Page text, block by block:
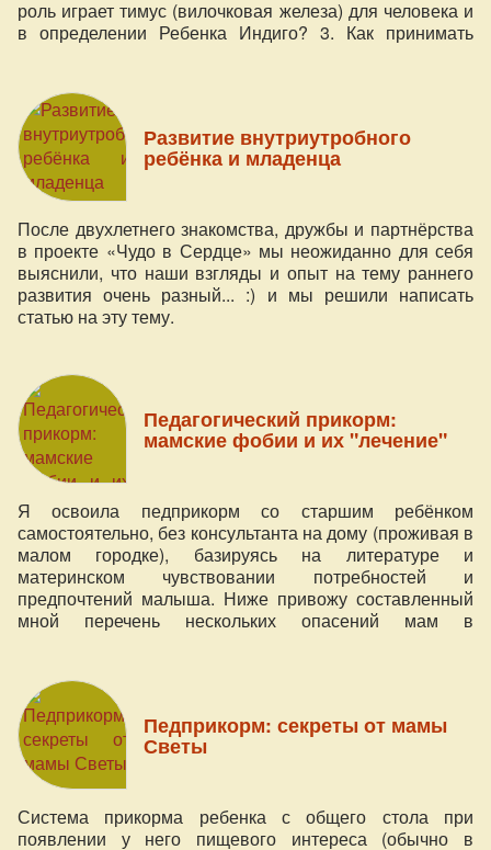
роль играет тимус (вилочковая железа) для человека и
в определении Ребенка Индиго? 3. Как принимать
6. Подборка книг о Детях Индиго.
Развитие внутриутробного
ребёнка и младенца
После двухлетнего знакомства, дружбы и партнёрства
в проекте «Чудо в Сердце» мы неожиданно для себя
выяснили, что наши взгляды и опыт на тему раннего
развития очень разный... :) и мы решили написать
статью на эту тему.
Педагогический прикорм:
мамские фобии и их "лечение"
Я освоила педприкорм со старшим ребёнком
самостоятельно, без консультанта на дому (проживая в
малом городке), базируясь на литературе и
материнском чувствовании потребностей и
предпочтений малыша. Ниже привожу составленный
мной перечень нескольких опасений мам в
начавших введение педагогического прикорма своим
деткам, и возможные способы преодоления этих
страхов.
Педприкорм: секреты от мамы
Светы
Система прикорма ребенка с общего стола при
появлении у него пищевого интереса (обычно в